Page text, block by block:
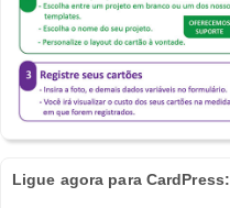
Ligue agora para CardPress: